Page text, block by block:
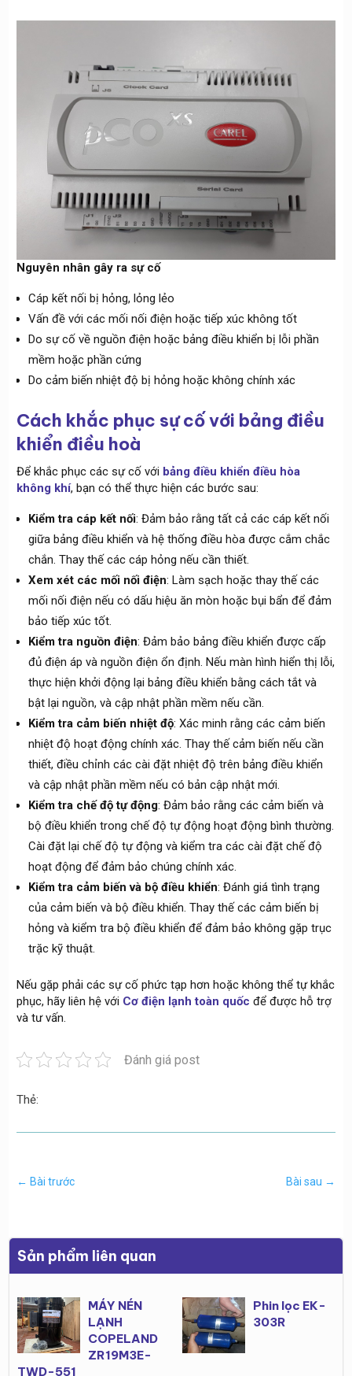
Nguyên nhân gây ra sự cố
Cáp kết nối bị hỏng, lỏng lẻo
Vấn đề với các mối nối điện hoặc tiếp xúc không tốt
Do sự cố về nguồn điện hoặc bảng điều khiển bị lỗi phần
mềm hoặc phần cứng
Do cảm biến nhiệt độ bị hỏng hoặc không chính xác
Cách khắc phục sự cố với bảng điều
khiển điều hoà
Để khắc phục các sự cố với bảng điều khiển điều hòa
không khí, bạn có thể thực hiện các bước sau:
Kiểm tra cáp kết nối: Đảm bảo rằng tất cả các cáp kết nối
giữa bảng điều khiển và hệ thống điều hòa được cắm chắc
chắn. Thay thế các cáp hỏng nếu cần thiết.
Xem xét các mối nối điện: Làm sạch hoặc thay thế các
mối nối điện nếu có dấu hiệu ăn mòn hoặc bụi bẩn để đảm
bảo tiếp xúc tốt.
Kiểm tra nguồn điện: Đảm bảo bảng điều khiển được cấp
đủ điện áp và nguồn điện ổn định. Nếu màn hình hiển thị lỗi,
thực hiện khởi động lại bảng điều khiển bằng cách tắt và
bật lại nguồn, và cập nhật phần mềm nếu cần.
Kiểm tra cảm biến nhiệt độ: Xác minh rằng các cảm biến
nhiệt độ hoạt động chính xác. Thay thế cảm biến nếu cần
thiết, điều chỉnh các cài đặt nhiệt độ trên bảng điều khiển
và cập nhật phần mềm nếu có bản cập nhật mới.
Kiểm tra chế độ tự động: Đảm bảo rằng các cảm biến và
bộ điều khiển trong chế độ tự động hoạt động bình thường.
Cài đặt lại chế độ tự động và kiểm tra các cài đặt chế độ
hoạt động để đảm bảo chúng chính xác.
Kiểm tra cảm biến và bộ điều khiển: Đánh giá tình trạng
của cảm biến và bộ điều khiển. Thay thế các cảm biến bị
hỏng và kiểm tra bộ điều khiển để đảm bảo không gặp trục
trặc kỹ thuật.
Nếu gặp phải các sự cố phức tạp hơn hoặc không thể tự khắc
phục, hãy liên hệ với Cơ điện lạnh toàn quốc để được hỗ trợ
và tư vấn.
Đánh giá post
Thẻ:
← Bài trước Bài sau →
Sản phẩm liên quan
MÁY NÉN
LẠNH
COPELAND
ZR19M3E-
TWD-551
Phin lọc EK-
303R